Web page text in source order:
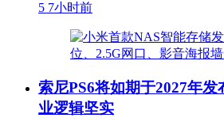
5 7小时前
索尼PS6将如期于2027年
业逻辑坚实